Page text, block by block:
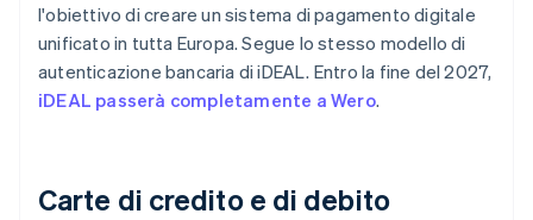
l'obiettivo di creare un sistema di pagamento digitale
unificato in tutta Europa. Segue lo stesso modello di
autenticazione bancaria di iDEAL. Entro la fine del 2027,
iDEAL passerà completamente a Wero.
Carte di credito e di debito